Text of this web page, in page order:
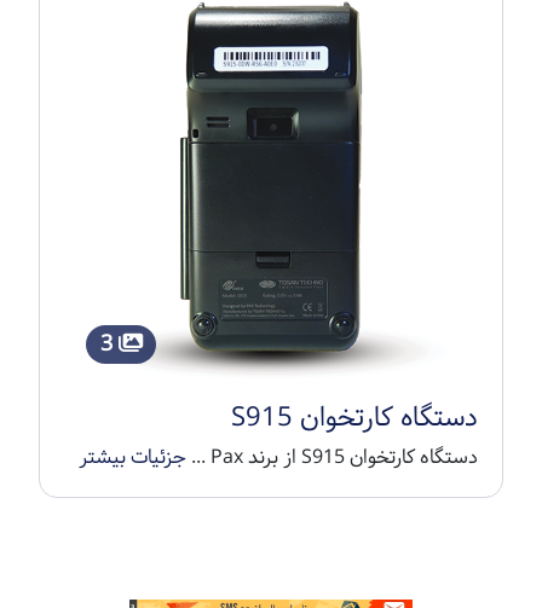
3
دستگاه کارتخوان S915
دستگاه کارتخوان S915 از برند Pax ... جزئیات بیشتر